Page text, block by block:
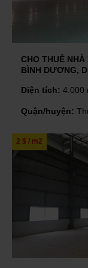
CHO THUÊ
BÌNH DƯƠNG,
Diện tích: 4.000
Quận/huyện:
2 $ / m2